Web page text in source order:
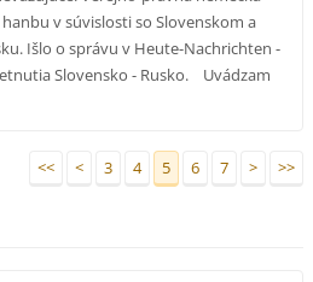
v súvislosti so Slovenskom a
Išlo o správu v Heute-Nachrichten -
Slovensko - Rusko. Uvádzam
<< < 3 4 5 6 7 > >>